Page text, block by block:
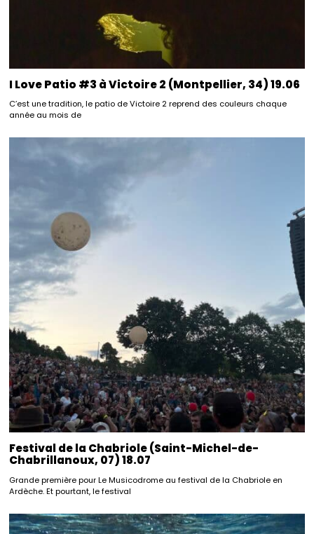
I Love Patio #3 à Victoire 2 (Montpellier, 34) 19.06
C’est une tradition, le patio de Victoire 2 reprend des couleurs chaque
année au mois de
Festival de la Chabriole (Saint-Michel-de-
Chabrillanoux, 07) 18.07
Grande première pour Le Musicodrome au festival de la Chabriole en
Ardèche. Et pourtant, le festival